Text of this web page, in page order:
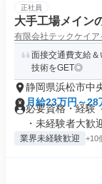
正社員
大手工場メイン
有限会社テックケイア
面接交通費支給
技術をGET◎
静岡県浜松市中
月給23万円～28
必要資格・経験
・未経験者大歓
業界未経験歓迎 +10